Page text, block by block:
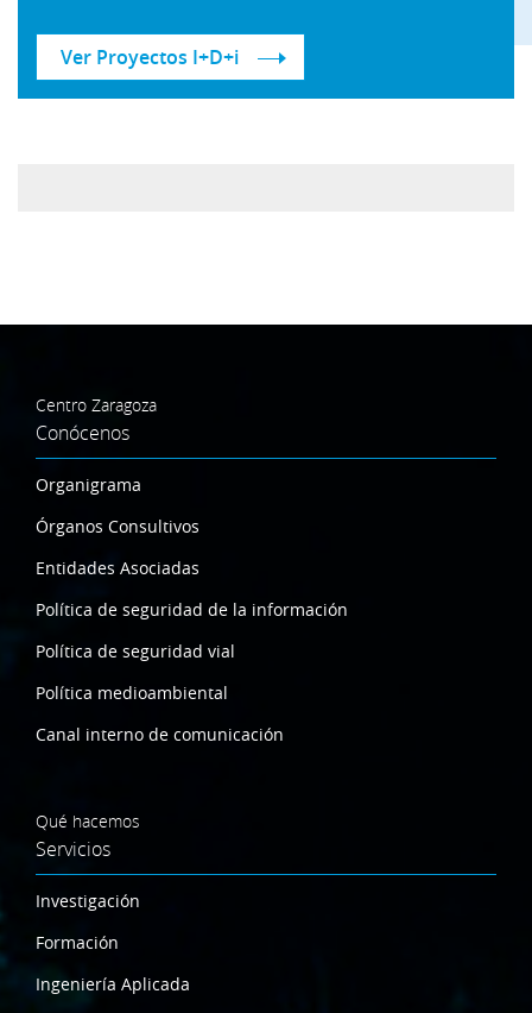
Ver Proyectos I+D+i
Centro Zaragoza
Conócenos
Organigrama
Órganos Consultivos
Entidades Asociadas
Política de seguridad de la información
Política de seguridad vial
Política medioambiental
Canal interno de comunicación
Qué hacemos
Servicios
Investigación
Formación
Ingeniería Aplicada